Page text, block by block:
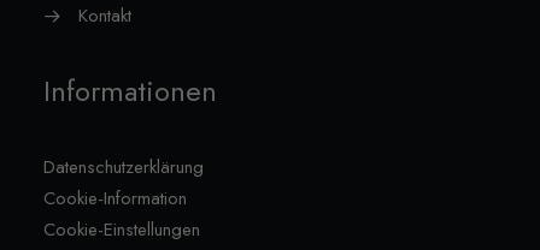
Kontakt
Informationen
Datenschutzerklärung
Cookie-Information
Cookie-Einstellungen